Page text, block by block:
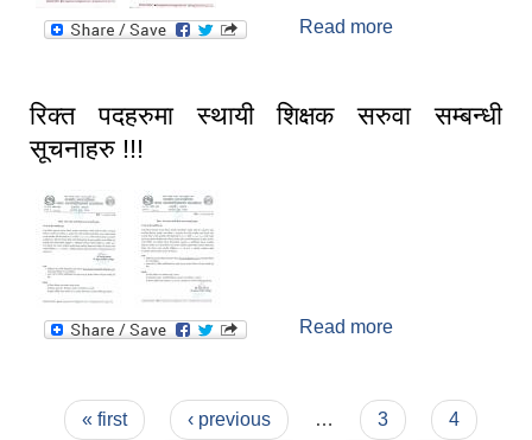
Read more
संक्षिप्त सूचि
प्रकाशन सम्बन्धमा !
रिक्त पदहरुमा स्थायी शिक्षक सरुवा सम्बन्धी
सूचनाहरु !!!
Read more
सम्बन्धी सूचनाहरु !!!
Pages
« first ‹ previous … 3
4